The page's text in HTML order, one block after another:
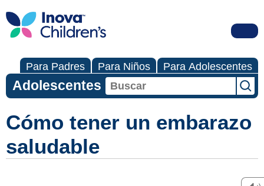
Para Padres Para Niños Para Adolescentes
Adolescentes
Cómo tener un embarazo
saludable